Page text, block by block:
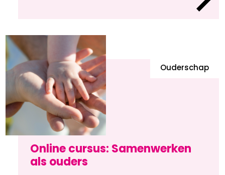
Online cursus: Samenwerken
als ouders
Ouderschap